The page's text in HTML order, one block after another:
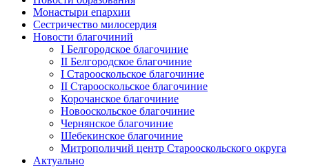
Монастыри епархии
Сестричество милосердия
Новости благочиний
I Белгородское благочиние
II Белгородское благочиние
I Старооскольское благочиние
II Старооскольское благочиние
Корочанское благочиние
Новооскольское благочиние
Чернянское благочиние
Шебекинское благочиние
Митрополичий центр Старооскольского округа
Актуально